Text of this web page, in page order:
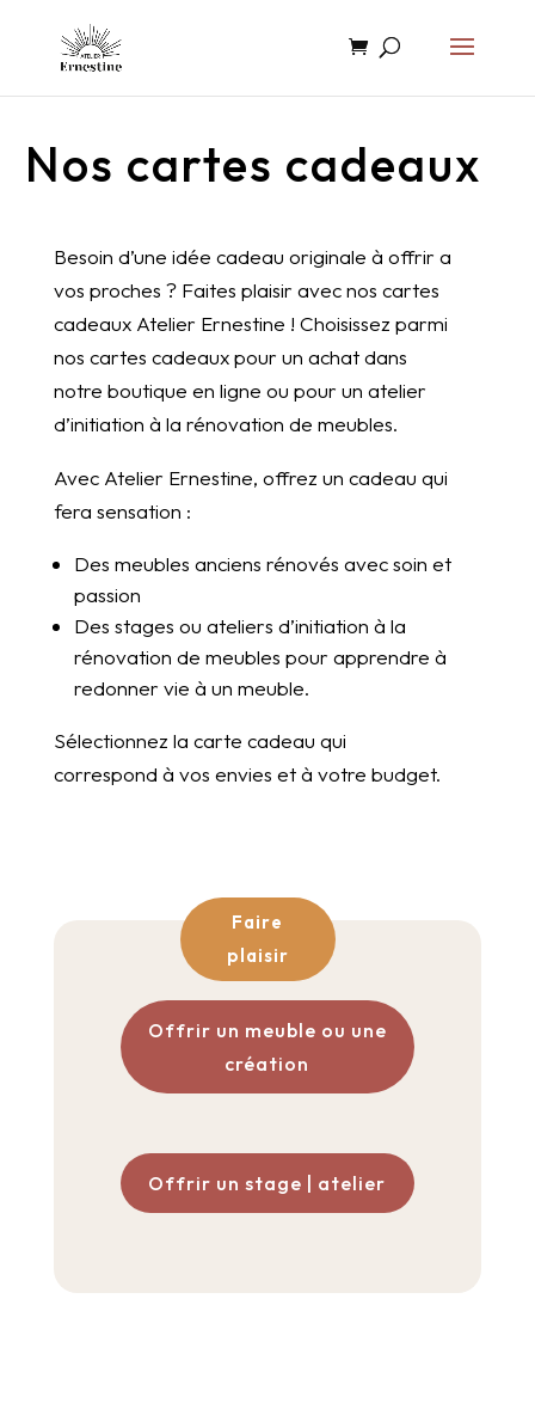
Nos cartes cadeaux
Besoin d’une idée cadeau originale à offrir a
vos proches ? Faites plaisir avec nos cartes
cadeaux Atelier Ernestine ! Choisissez parmi
nos cartes cadeaux pour un achat dans
notre boutique en ligne ou pour un atelier
d’initiation à la rénovation de meubles.
Avec Atelier Ernestine, offrez un cadeau qui
fera sensation :
Des meubles anciens rénovés avec soin et
passion
Des stages ou ateliers d’initiation à la
rénovation de meubles pour apprendre à
redonner vie à un meuble.
Sélectionnez la carte cadeau qui
correspond à vos envies et à votre budget.
Faire
plaisir
Offrir un meuble ou une
création
Offrir un stage | atelier